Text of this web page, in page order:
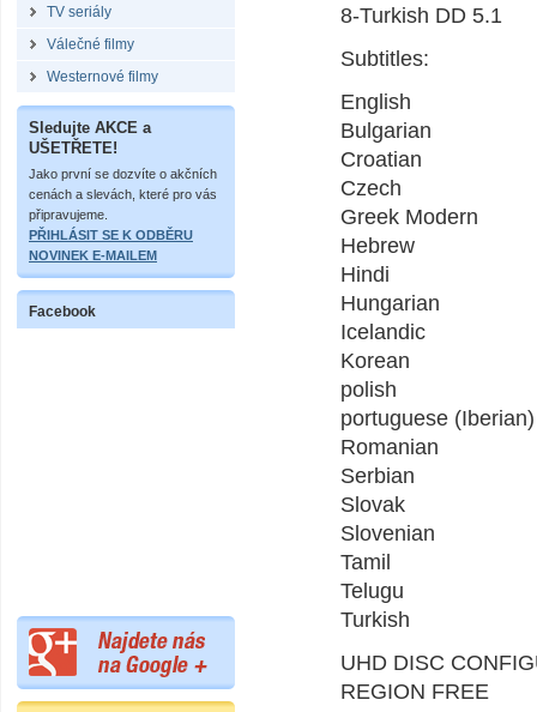
TV seriály
Válečné filmy
Westernové filmy
Sledujte AKCE a
UŠETŘETE!
Jako první se dozvíte o akčních
cenách a slevách, které pro vás
připravujeme.
PŘIHLÁSIT SE K ODBĚRU
NOVINEK E-MAILEM
Facebook
8-Turkish DD 5.1
Subtitles:
English
Bulgarian
Croatian
Czech
Greek Modern
Hebrew
Hindi
Hungarian
Icelandic
Korean
polish
portuguese (Iberian)
Romanian
Serbian
Slovak
Slovenian
Tamil
Telugu
Turkish
UHD DISC
REGION FREE